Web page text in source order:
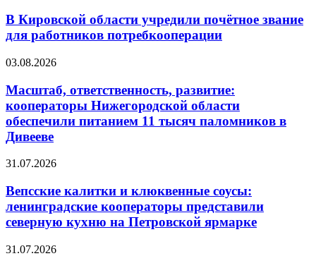
В Кировской области учредили почётное звание
для работников потребкооперации
03.08.2026
Масштаб, ответственность, развитие:
кооператоры Нижегородской области
обеспечили питанием 11 тысяч паломников в
Дивееве
31.07.2026
Вепсские калитки и клюквенные соусы:
ленинградские кооператоры представили
северную кухню на Петровской ярмарке
31.07.2026